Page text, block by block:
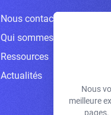
Nous contacter
Qui sommes-nous ?
Ressources
Actualités
Nous
meilleure